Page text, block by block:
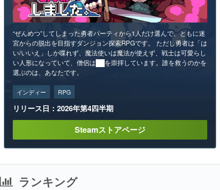
“ぜんめつ”してしまった勇者パーティから1人だけ選んで、ともに迷
宮からの脱出を目指すダンジョン探索RPGです。 ただし勇者は「は
い/いいえ」しか喋れず、魔法使いは魔法が使えず、戦士は可愛らし
い人形になっていて、僧侶は██を崇拝しています。誰を救うのかを
選ぶのは、あなたです。
インディー RPG
リリース日：2026年第4四半期
Steamストアページ
ランキング